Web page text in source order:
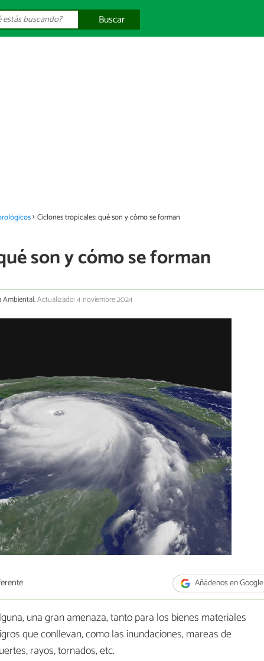
Buscar
Ciclones tropicales: qué son y cómo se forman
son y cómo se forman
Ambiental.Actualizado: 4 noviembre 2024
Añádenos en Google
una gran amenaza, tanto para los bienes materiales
que conllevan, como las inundaciones, mareas de
rayos, tornados, etc.